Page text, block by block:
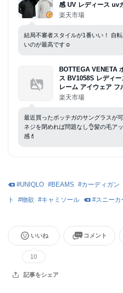
感 UV レディース uv
袖 ラッシュガード メ
け防止服 日よけ サン
楽天市場
結局不審者スタイルが1番いい！ 自
いのが最高です☺️
BOTTEGA VENETA
ス BV1058S レディ
レーム アイウェア フ
楽天市場
最近買ったボッテガのサングラスが
ネジを閉めれば問題なし👌髪の毛ア
感💄
#UNIQLO #BEAMS #カーディガン
ト #物欲 #キャミソール #スニーカ
いいね
10
コメント
記事をシェア